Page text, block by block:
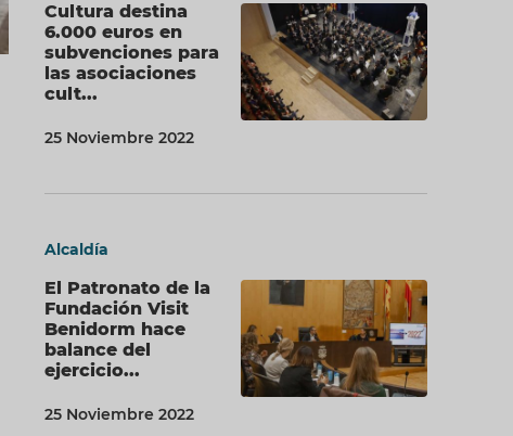
Cultura destina
6.000 euros en
subvenciones para
las asociaciones
cult...
25 Noviembre 2022
Alcaldía
El Patronato de la
Fundación Visit
Benidorm hace
balance del
ejercicio...
25 Noviembre 2022